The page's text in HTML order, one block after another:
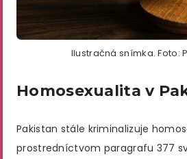
Ilustračná snímka. Foto:
Homosexualita v
Pakistan stále kriminalizuje
prostredníctvom paragrafu 377